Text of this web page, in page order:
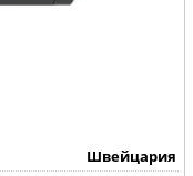
Швейцария